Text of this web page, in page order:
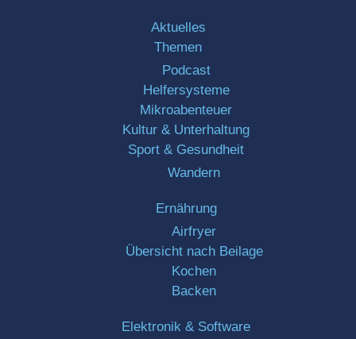
Aktuelles
Themen
Podcast
Helfersysteme
Mikroabenteuer
Kultur & Unterhaltung
Sport & Gesundheit
Wandern
Ernährung
Airfryer
Übersicht nach Beilage
Kochen
Backen
Elektronik & Software